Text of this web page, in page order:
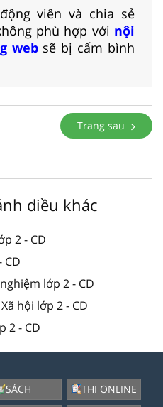
viên và chia sẻ
phù hợp với nội
websẽ bị cấm bình
Trang sau
diều khác
2 - CD
CD
lớp 2 - CD
hội lớp 2 - CD
2 - CD
SÁCH
THI ONLINE